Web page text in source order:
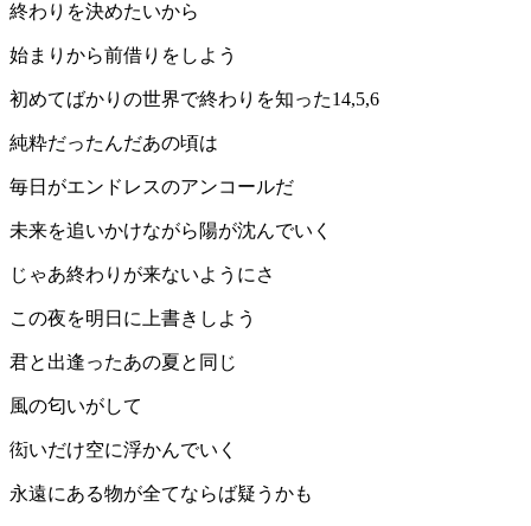
終わりを決めたいから
始まりから前借りをしよう
初めてばかりの世界で終わりを知った14,5,6
純粋だったんだあの頃は
毎日がエンドレスのアンコールだ
未来を追いかけながら陽が沈んでいく
じゃあ終わりが来ないようにさ
この夜を明日に上書きしよう
君と出逢ったあの夏と同じ
風の匂いがして
衒いだけ空に浮かんでいく
永遠にある物が全てならば疑うかも